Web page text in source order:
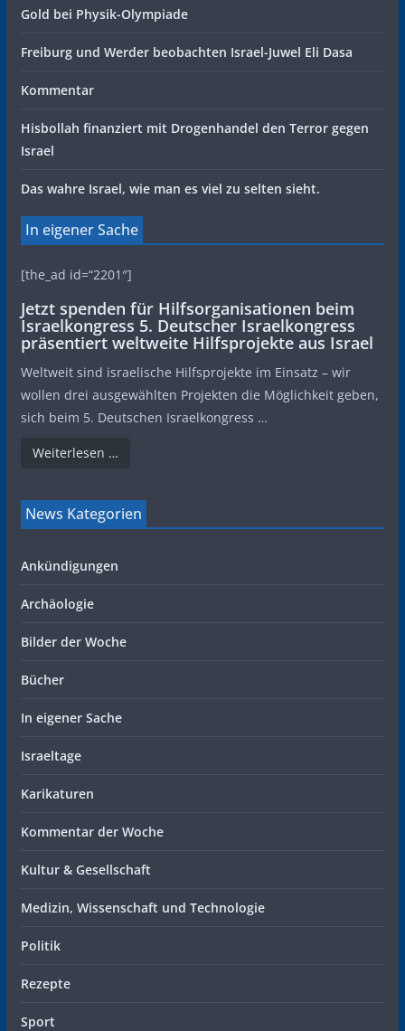
Gold bei Physik-Olympiade
Freiburg und Werder beobachten Israel-Juwel Eli Dasa
Kommentar
Hisbollah finanziert mit Drogenhandel den Terror gegen
Israel
Das wahre Israel, wie man es viel zu selten sieht.
In eigener Sache
[the_ad id=“2201″]
Jetzt spenden für Hilfsorganisationen beim
Israelkongress 5. Deutscher Israelkongress
präsentiert weltweite Hilfsprojekte aus Israel
Weltweit sind israelische Hilfsprojekte im Einsatz – wir
wollen drei ausgewählten Projekten die Möglichkeit geben,
sich beim 5. Deutschen Israelkongress …
Weiterlesen …
News Kategorien
Ankündigungen
Archäologie
Bilder der Woche
Bücher
In eigener Sache
Israeltage
Karikaturen
Kommentar der Woche
Kultur & Gesellschaft
Medizin, Wissenschaft und Technologie
Politik
Rezepte
Sport